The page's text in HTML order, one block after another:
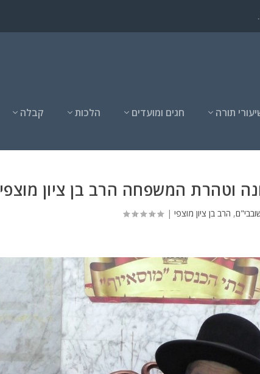
תורה חגים ומועדים הלכות קבלה
וטהרת המשפחה הרב בן ציון מוצפי
, הרב בן ציון מוצפי|